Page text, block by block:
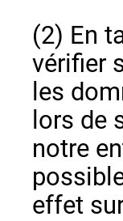
(2) En
vérifier
les
lors de
notre
effet